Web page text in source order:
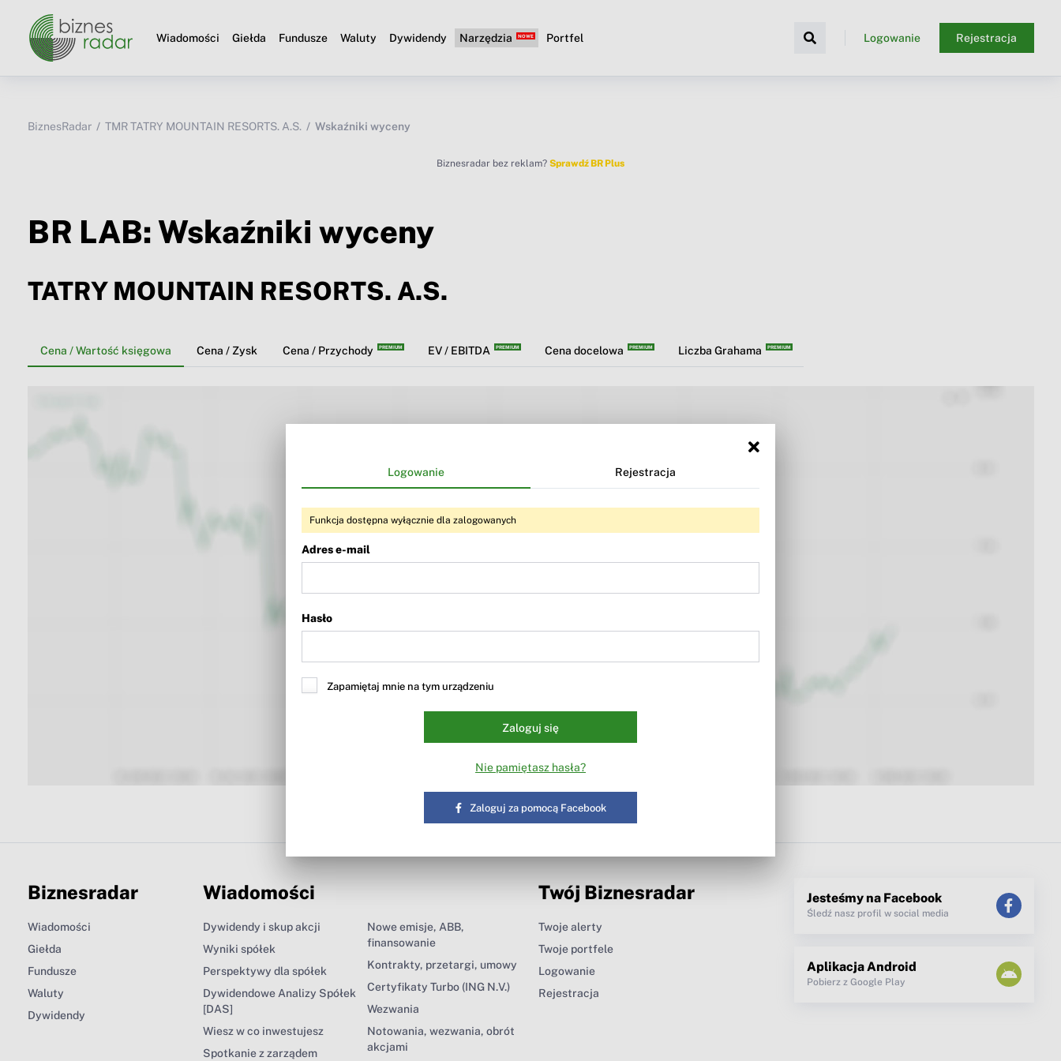
Wiadomości Giełda Fundusze Waluty Dywidendy Narzędzia Portfel Logowanie Rejestracja
BiznesRadar TMR TATRY MOUNTAIN RESORTS. A.S. Wskaźniki wyceny
Biznesradar bez reklam? Sprawdź BR Plus
BR LAB: Wskaźniki wyceny
TATRY MOUNTAIN RESORTS. A.S.
Cena / Wartość księgowa Cena / Zysk Cena / Przychody EV / EBITDA Cena docelowa Liczba Grahama
BR PremiumiBR MAX
Biznesradar
Wiadomości
Giełda
Fundusze
Waluty
Dywidendy
Wiadomości
Dywidendy i skup akcji
Wyniki spółek
Perspektywy dla spółek
Dywidendowe Analizy Spółek
[DAS]
Wiesz w co inwestujesz
Spotkanie z zarządem
Nowe emisje, ABB,
finansowanie
Kontrakty, przetargi, umowy
Certyfikaty Turbo (ING N.V.)
Wezwania
Notowania, wezwania, obrót
akcjami
Twój Biznesradar
Twoje alerty
Twoje portfele
Logowanie
Rejestracja
Jesteśmy na Facebook
Śledź nasz profil w social media
Aplikacja Android
Pobierz z Google Play
Logowanie Rejestracja
Funkcja dostępna wyłącznie dla zalogowanych
Adres e-mail
Hasło
Zapamiętaj mnie na tym urządzeniu
Zaloguj się
Nie pamiętasz hasła?
Zaloguj za pomocą Facebook